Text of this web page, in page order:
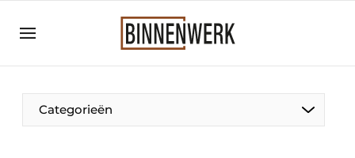
Aanmelden
Bedrijven
Binnenwerk | Hét magazine voor de
Categorieën